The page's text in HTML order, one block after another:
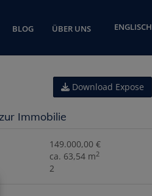
BLOG ÜBER UNS ENGLISCH
Download Expose
Immobilie
149.000,00 €
ca. 63,54 m2
2